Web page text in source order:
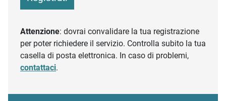
Attenzione: dovrai convalidare la tua registrazione
per poter richiedere il servizio. Controlla subito la tua
casella di posta elettronica. In caso di problemi,
contattaci.